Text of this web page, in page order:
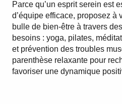
Parce qu’un esprit serein est
d’équipe efficace, proposez à
bulle de bien-être à travers
besoins : yoga, pilates,
et prévention des troubles
parenthèse relaxante pour
favoriser une dynamique